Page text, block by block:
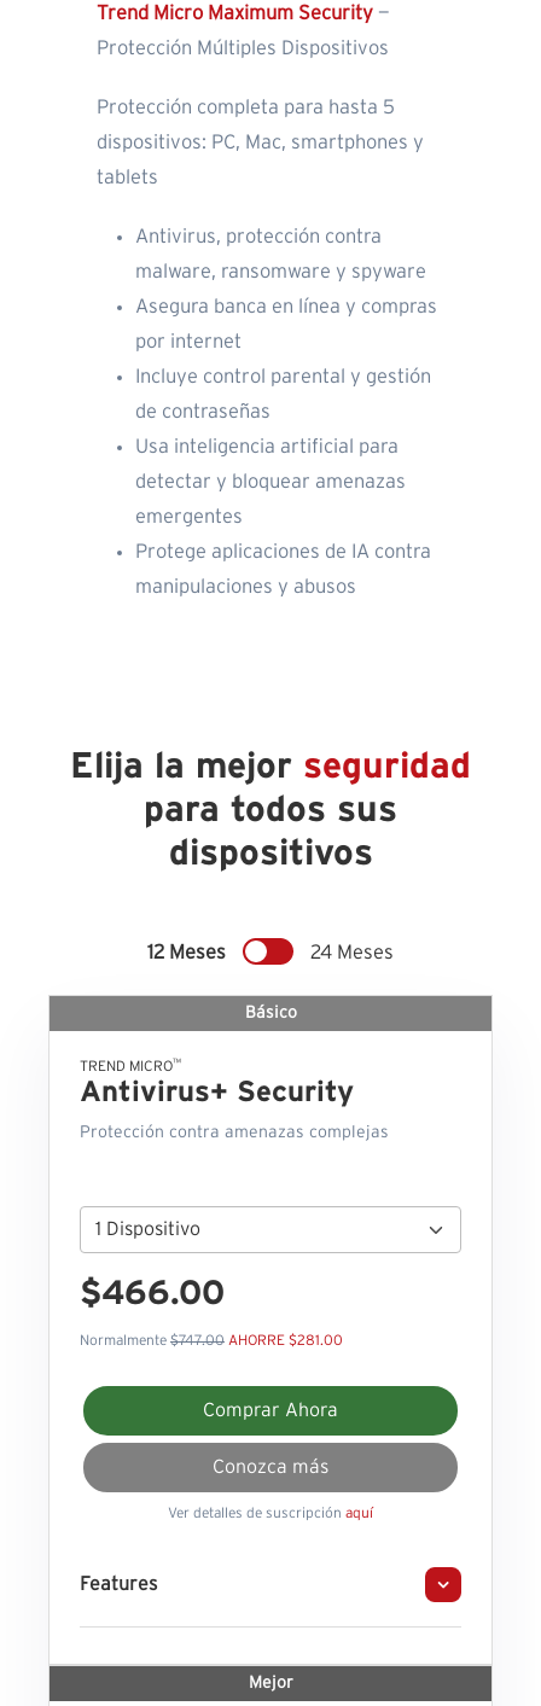
Trend Micro Maximum Security —
Protección Múltiples Dispositivos
Protección completa para hasta 5
dispositivos: PC, Mac, smartphones y
tablets
Antivirus, protección contra
malware, ransomware y spyware
Asegura banca en línea y compras
por internet
Incluye control parental y gestión
de contraseñas
Usa inteligencia artificial para
detectar y bloquear amenazas
emergentes
Protege aplicaciones de IA contra
manipulaciones y abusos
Elija la mejor seguridad
para todos sus
dispositivos
12 Meses 24 Meses
Básico
TREND MICRO™
Antivirus+ Security
Protección contra amenazas complejas
$466.00
Normalmente $747.00 AHORRE $281.00
Comprar Ahora
Conozca más
Ver detalles de suscripción aquí
Features
Mejor